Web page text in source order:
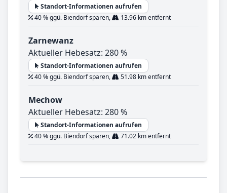
Standort-Informationen aufrufen
40 % ggü. Biendorf sparen,
13.96 km entfernt
Zarnewanz
Aktueller Hebesatz: 280 %
Standort-Informationen aufrufen
40 % ggü. Biendorf sparen,
51.98 km entfernt
Mechow
Aktueller Hebesatz: 280 %
Standort-Informationen aufrufen
40 % ggü. Biendorf sparen,
71.02 km entfernt